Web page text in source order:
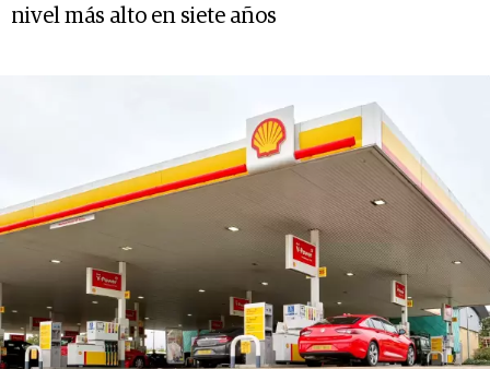
nivel más alto en siete años